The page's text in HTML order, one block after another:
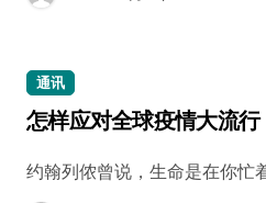
通讯
怎样应对全球疫情大流行
约翰列侬曾说，生命是在你